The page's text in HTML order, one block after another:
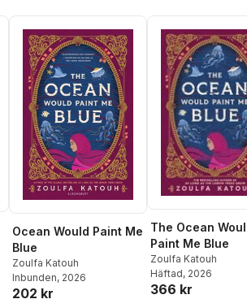
Ocean Would Paint Me
Blue
Zoulfa Katouh
Inbunden, 2026
202 kr
The Ocean
Paint Me Blue
Zoulfa Katouh
Häftad, 2026
366 kr